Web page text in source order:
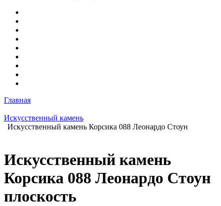
Главная
Искусственный камень
Искусственный камень Корсика 088 Леонардо Стоун
Искусственный камень
Корсика 088 Леонардо Стоун
плоскость